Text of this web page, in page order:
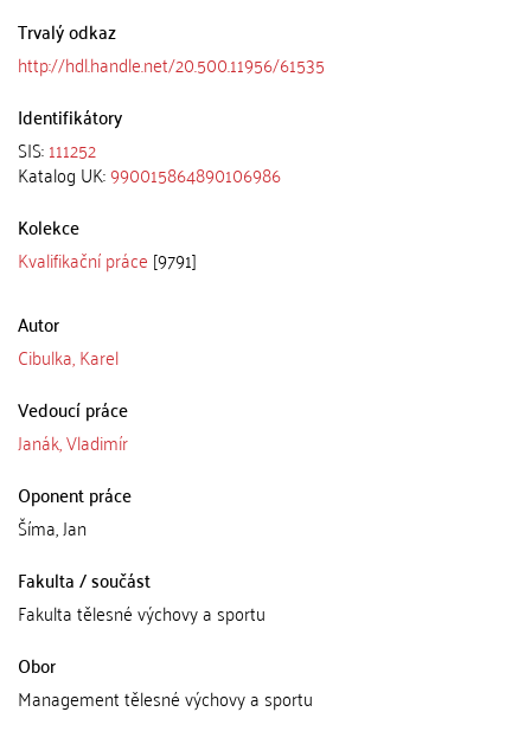
Trvalý odkaz
http://hdl.handle.net/20.500.11956/61535
Identifikátory
SIS:111252
Katalog UK:990015864890106986
Kolekce
Kvalifikační práce [9791]
Autor
Cibulka, Karel
Vedoucí práce
Janák, Vladimír
Oponent práce
Šíma, Jan
Fakulta / součást
Fakulta tělesné výchovy a sportu
Obor
Management tělesné výchovy a sportu